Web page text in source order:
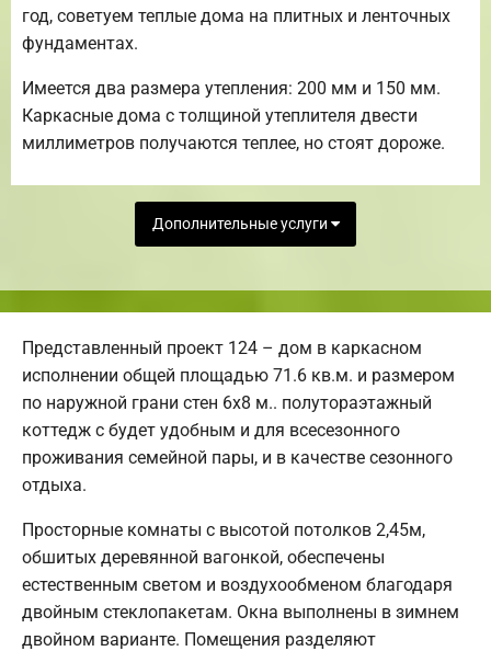
год, советуем теплые дома на плитных и ленточных
фундаментах.
Имеется два размера утепления: 200 мм и 150 мм.
Каркасные дома с толщиной утеплителя двести
миллиметров получаются теплее, но стоят дороже.
Дополнительные услуги
Представленный проект 124 – дом в каркасном
исполнении общей площадью 71.6 кв.м. и размером
по наружной грани стен 6х8 м.. полутораэтажный
коттедж с будет удобным и для всесезонного
проживания семейной пары, и в качестве сезонного
отдыха.
Просторные комнаты с высотой потолков 2,45м,
обшитых деревянной вагонкой, обеспечены
естественным светом и воздухообменом благодаря
двойным стеклопакетам. Окна выполнены в зимнем
двойном варианте. Помещения разделяют